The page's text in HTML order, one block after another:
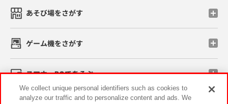
あそび場をさがす
ゲーム機をさがす
スマホ・PCであそぶ
We collect unique personal identifiers such as cookies to
analyze our traffic and to personalize content and ads. We